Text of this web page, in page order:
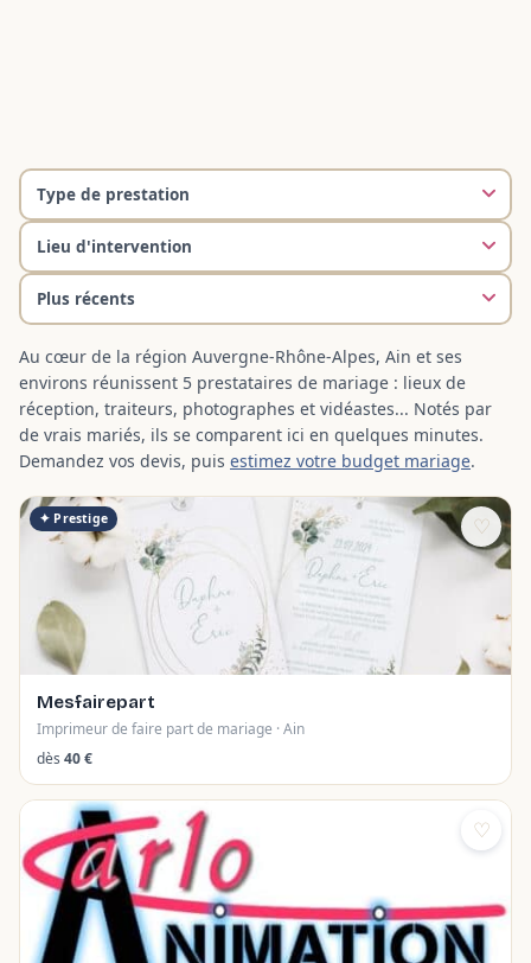
Au cœur de la région Auvergne-Rhône-Alpes, Ain et ses
environs réunissent 5 prestataires de mariage : lieux de
réception, traiteurs, photographes et vidéastes... Notés par
de vrais mariés, ils se comparent ici en quelques minutes.
Demandez vos devis, puis estimez votre budget mariage.
✦ Prestige ♡
Mesfairepart
Imprimeur de faire part de mariage · Ain
dès 40 €
♡